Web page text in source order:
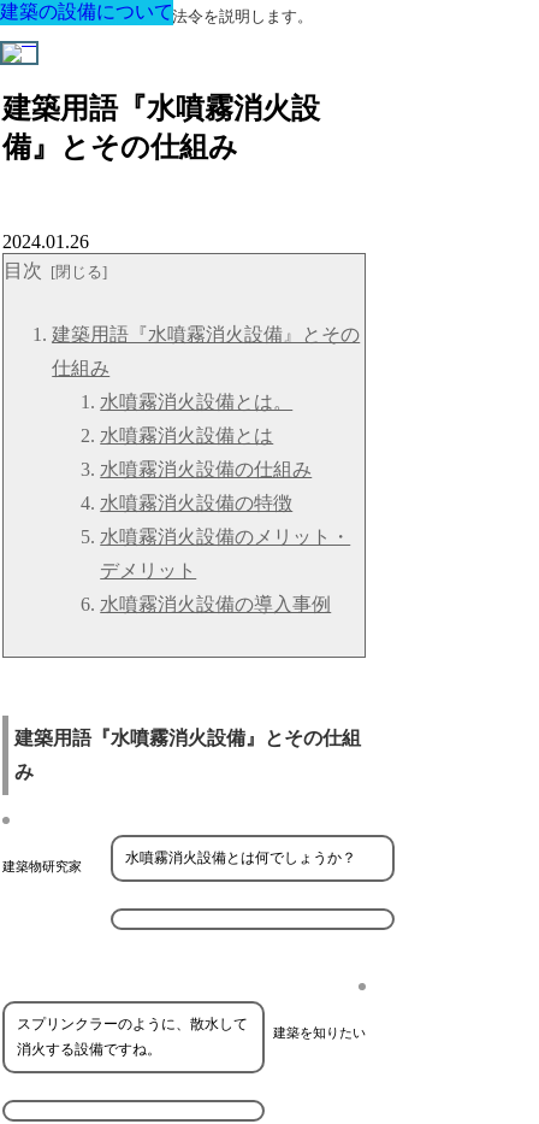
建築に関する用語と関連法令を説明します。
建築用語『水噴霧消火設
備』とその仕組み
建築の設備について
2024.01.26
目次
建築用語『水噴霧消火設備』とその
仕組み
水噴霧消火設備とは。
水噴霧消火設備とは
水噴霧消火設備の仕組み
水噴霧消火設備の特徴
水噴霧消火設備のメリット・
デメリット
水噴霧消火設備の導入事例
建築用語『水噴霧消火設備』とその仕組
み
建築物研究家 水噴霧消火設備とは何でしょうか？
建築を知りたい
スプリンクラーのように、散水して
消火する設備ですね。
建築の設備について
建築の設備について
建築の設備について
建築の設備について
建築の設備について
建築の設備について